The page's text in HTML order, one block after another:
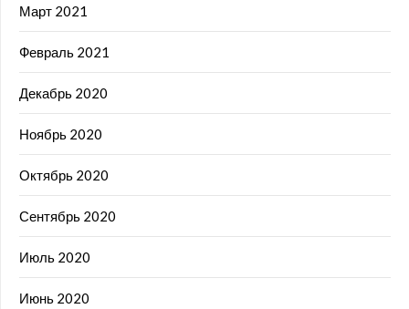
Март 2021
Февраль 2021
Декабрь 2020
Ноябрь 2020
Октябрь 2020
Сентябрь 2020
Июль 2020
Июнь 2020